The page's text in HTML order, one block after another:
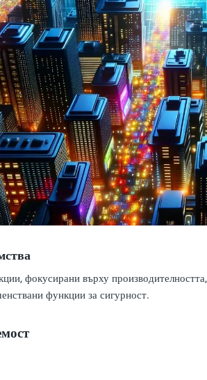
фокусирани върху
функции за сигурност.